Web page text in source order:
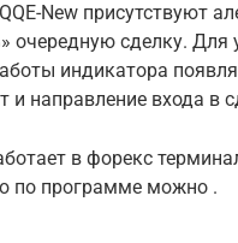
New присутствуют
очередную сделку.
индикатора
направление входа в
в форекс
по программе можно .